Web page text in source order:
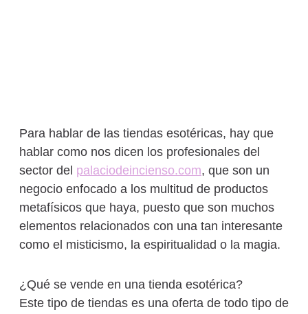
Para hablar de las tiendas esotéricas, hay que
hablar como nos dicen los profesionales del
sector del palaciodeincienso.com, que son un
negocio enfocado a los multitud de productos
metafísicos que haya, puesto que son muchos
elementos relacionados con una tan interesante
como el misticismo, la espiritualidad o la magia.
¿Qué se vende en una tienda esotérica?
Este tipo de tiendas es una oferta de todo tipo de